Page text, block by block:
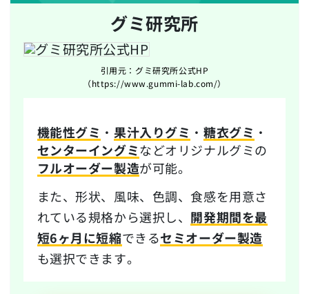
グミ研究所
引用元：グミ研究所公式HP
（https://www.gummi-lab.com/）
機能性グミ ・ 果汁入りグミ ・糖衣グミ ・
センターイングミなどオリジナルグミの
フルオーダー製造が可能。
また、形状、風味、色調、食感を用意さ
れている規格から選択し、 開発期間を最
短6ヶ月に短縮できるセミオーダー製造
も選択できます。